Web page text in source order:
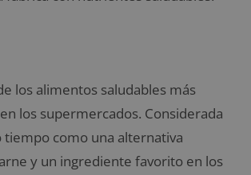
los alimentos saludables más
los supermercados. Considerada
como una alternativa
y un ingrediente favorito en los